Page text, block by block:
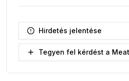
Hirdetés jelentése
Tegyen fel kérdést a